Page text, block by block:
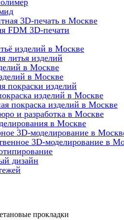
3D-печать в Москве
FDM 3D-печати
изделий в Москве
литья изделий
в Москве
в Москве
покраски изделий
изделий в Москве
покраска изделий в Москве
и разработка в Москве
в Москве
3D-моделирование в
3D-моделирование в
дизайн
прокладки